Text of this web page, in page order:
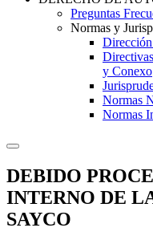
Preguntas
Normas y
y Conexo
Normas
Normas
DEBIDO
INTERNO DE
SAYCO